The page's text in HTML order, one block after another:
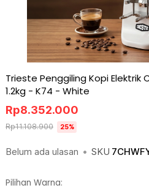
Trieste Penggiling Kopi Elektrik
1.2kg - K74 - White
Belum ada ulasan • SKU
Rp8.352.000
Rp11.108.900 25%
Pilihan Warna: